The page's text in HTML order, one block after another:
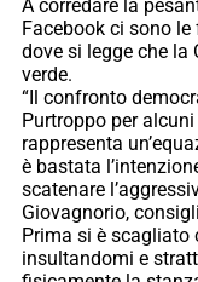
A corredare la
Facebook ci sono
dove si legge che la
verde.
“Il confronto
Purtroppo per
rappresenta
è bastata
scatenare
Giovagnorio,
Prima si è scagliato
insultandomi e